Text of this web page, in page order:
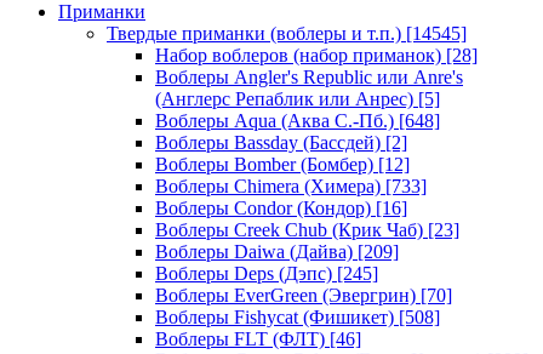
Приманки
Твердые приманки (воблеры и т.п.) [14545]
Набор воблеров (набор приманок) [28]
Воблеры Angler's Republic или Anre's
(Англерс Репаблик или Анрес) [5]
Воблеры Aqua (Аква С.-Пб.) [648]
Воблеры Bassday (Бассдей) [2]
Воблеры Bomber (Бомбер) [12]
Воблеры Chimera (Химера) [733]
Воблеры Condor (Кондор) [16]
Воблеры Creek Chub (Крик Чаб) [23]
Воблеры Daiwa (Дайва) [209]
Воблеры Deps (Дэпс) [245]
Воблеры EverGreen (Эвергрин) [70]
Воблеры Fishycat (Фишикет) [508]
Воблеры FLT (ФЛТ) [46]